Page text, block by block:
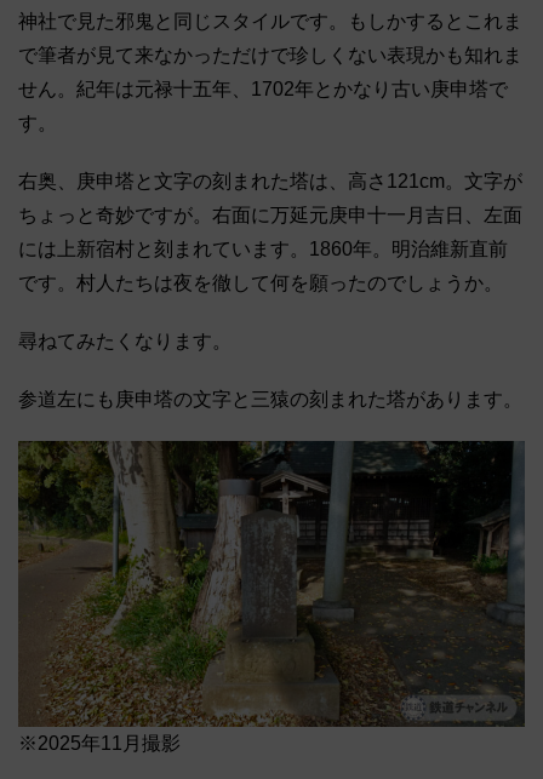
神社で見た邪鬼と同じスタイルです。もしかするとこれま
で筆者が見て来なかっただけで珍しくない表現かも知れま
せん。紀年は元禄十五年、1702年とかなり古い庚申塔で
す。
右奥、庚申塔と文字の刻まれた塔は、高さ121cm。文字が
ちょっと奇妙ですが。右面に万延元庚申十一月吉日、左面
には上新宿村と刻まれています。1860年。明治維新直前
です。村人たちは夜を徹して何を願ったのでしょうか。
尋ねてみたくなります。
参道左にも庚申塔の文字と三猿の刻まれた塔があります。
※2025年11月撮影